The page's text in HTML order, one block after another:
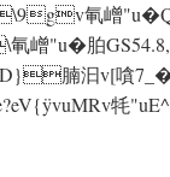
氠嶒"u�Q胉
氠嶒"u�胉
雍D}腩汩v[嗿
ÿvuMRv牦